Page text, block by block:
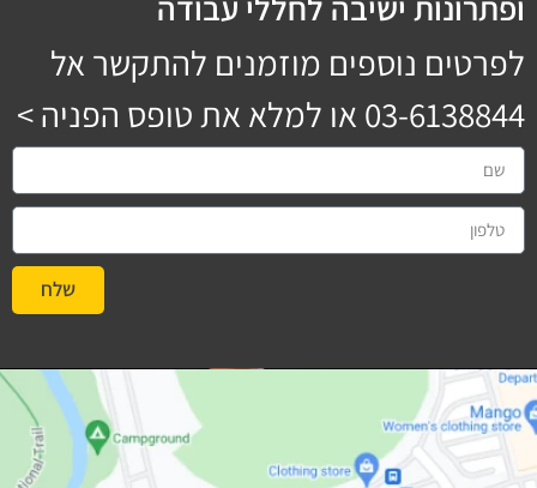
לפרטים נוספים מוזמנים להתקשר אל
03-6138844 או למלא את טופס הפניה >
שלח